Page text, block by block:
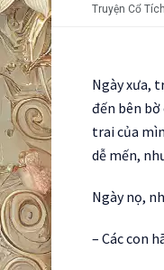
Truyện Cổ
Ngày xưa,
đến bên
trai của
dễ mến,
Ngày nọ,
– Các con